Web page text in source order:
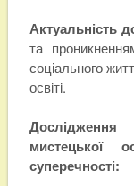
Актуальність
та
соціального
освіті.
Дослідження
мистецької
суперечності: